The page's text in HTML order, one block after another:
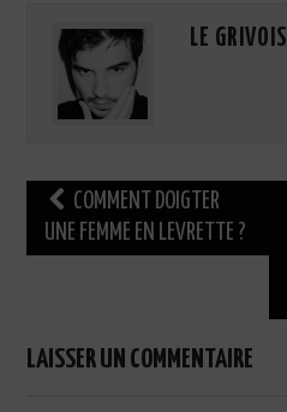
LE GRIVOIS
Navigation
des
COMMENT DOIGTER
UNE FEMME EN LEVRETTE ?
LAISSER UN COMMENTAIRE